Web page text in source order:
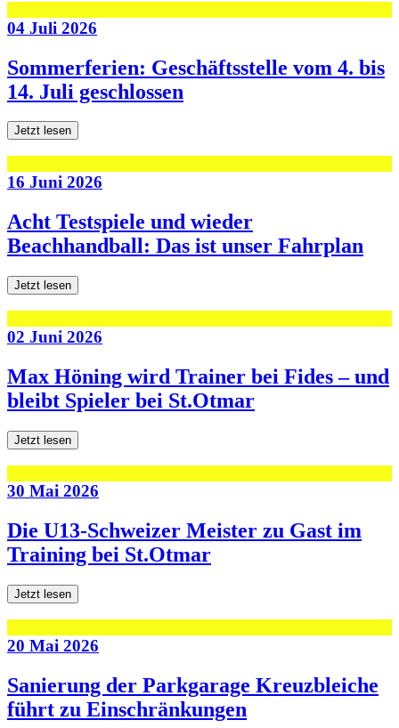
04 Juli 2026
Sommerferien: Geschäftsstelle vom 4. bis
14. Juli geschlossen
Jetzt lesen
16 Juni 2026
Acht Testspiele und wieder
Beachhandball: Das ist unser Fahrplan
Jetzt lesen
02 Juni 2026
Max Höning wird Trainer bei Fides – und
bleibt Spieler bei St.Otmar
Jetzt lesen
30 Mai 2026
Die U13-Schweizer Meister zu Gast im
Training bei St.Otmar
Jetzt lesen
20 Mai 2026
Sanierung der Parkgarage Kreuzbleiche
führt zu Einschränkungen